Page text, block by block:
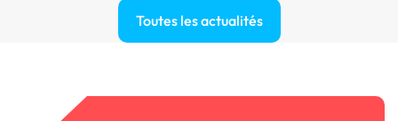
Toutes les actualités